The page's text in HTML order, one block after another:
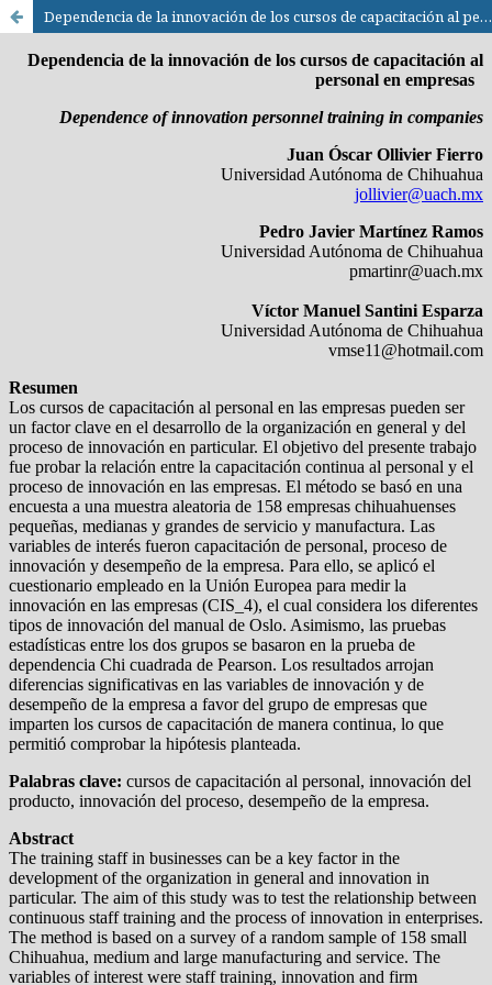
Dependencia de la innovación de los cursos de capacitación al personal en empresas / Innovation dependency of training personnel in Companies